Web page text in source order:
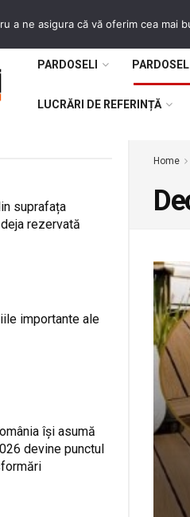
suprafața
rezervată
importante ale
își asumă
devine punctul
PARDOSELI
LUCRĂRI DE REFERINȚĂ
Home
a ne asigura că vă oferim cea